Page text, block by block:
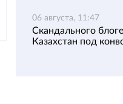
06 августа, 11:47
Скандального
Казахстан под